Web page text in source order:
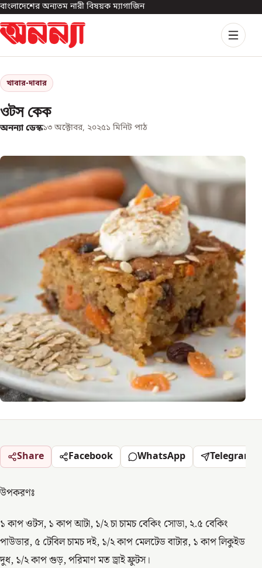
বাংলাদেশের অন্যতম নারী বিষয়ক ম্যাগাজিন
খাবার-দাবার
ওটস কেক
অনন্যা ডেস্ক১৩ অক্টোবর, ২০২৫১ মিনিট পাঠ
Share Facebook WhatsApp Telegram
উপকরণঃ
১ কাপ ওটস, ১ কাপ আটা, ১/২ চা চামচ বেকিং সোডা, ২.৫ বেকিং
পাউডার, ৫ টেবিল চামচ দই, ১/২ কাপ মেলটেড বাটার, ১ কাপ লিকুইড
দুধ, ১/২ কাপ গুড়, পরিমাণ মত ড্রাই ফ্রুটস।